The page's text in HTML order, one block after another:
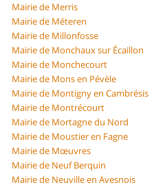
Mairie de Merris
Mairie de Méteren
Mairie de Millonfosse
Mairie de Monchaux sur Écaillon
Mairie de Monchecourt
Mairie de Mons en Pévèle
Mairie de Montigny en Cambrésis
Mairie de Montrécourt
Mairie de Mortagne du Nord
Mairie de Moustier en Fagne
Mairie de Mœuvres
Mairie de Neuf Berquin
Mairie de Neuville en Avesnois